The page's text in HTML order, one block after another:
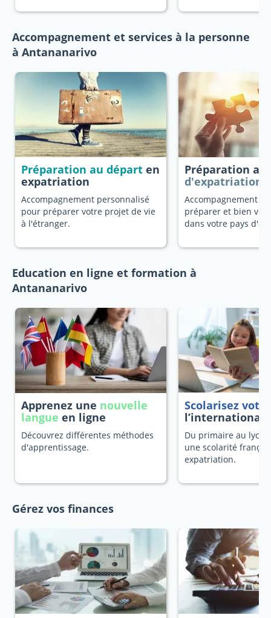
Accompagnement et services à la personne
à Antananarivo
Préparation au départ en
expatriation
Accompagnement personnalisé
pour préparer votre projet de vie
à l'étranger.
Préparation au
d'expatriation
Accompagnement
préparer et bien
dans votre pays
Education en ligne et formation à
Antananarivo
Apprenez une nouvelle
langue en ligne
Découvrez différentes méthodes
d'apprentissage.
Scolarisez
l’international
Du primaire au
une scolarité
expatriation.
Gérez vos finances